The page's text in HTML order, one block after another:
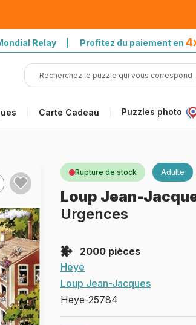
Relay | Profitez du paiement en
Carte Cadeau Puzzles photo
Rupture de stock Adulte
Loup Jean-
Urgences
2000 pièces
Heye
Loup Jean-Jacques
Heye-25784